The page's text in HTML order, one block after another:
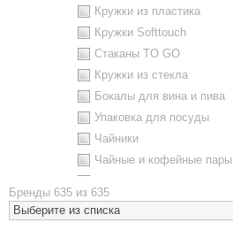
Кружки из пластика
Кружки Softtouch
Стаканы TO GO
Кружки из стекла
Бокалы для вина и пива
Упаковка для посуды
Чайники
Чайные и кофейные пары
Наборы посуды
Предметы сервировки
Бренды 635 из 635
Выберите из списка